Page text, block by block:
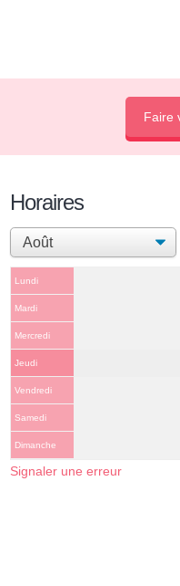
Faire
Horaires
Lundi
Mardi
Mercredi
Jeudi
Vendredi
Samedi
Dimanche
Signaler une erreur